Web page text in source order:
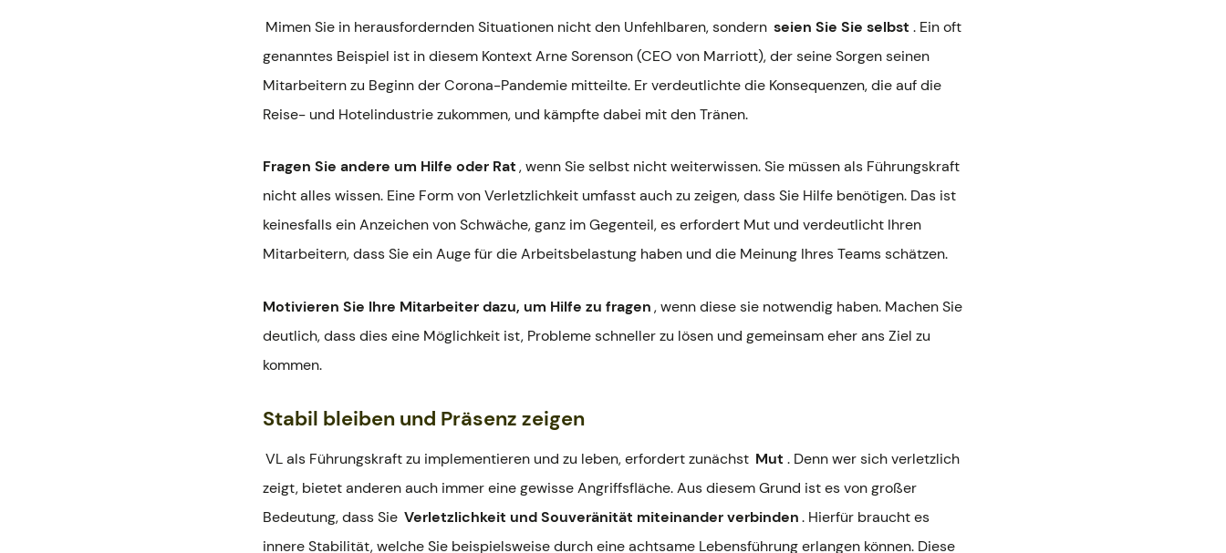
Mimen Sie in herausfordernden Situationen nicht den Unfehlbaren, sondern seien Sie Sie selbst . Ein oft
genanntes Beispiel ist in diesem Kontext Arne Sorenson (CEO von Marriott), der seine Sorgen seinen
Mitarbeitern zu Beginn der Corona-Pandemie mitteilte. Er verdeutlichte die Konsequenzen, die auf die
Reise- und Hotelindustrie zukommen, und kämpfte dabei mit den Tränen.
Fragen Sie andere um Hilfe oder Rat, wenn Sie selbst nicht weiterwissen. Sie müssen als Führungskraft
nicht alles wissen. Eine Form von Verletzlichkeit umfasst auch zu zeigen, dass Sie Hilfe benötigen. Das ist
keinesfalls ein Anzeichen von Schwäche, ganz im Gegenteil, es erfordert Mut und verdeutlicht Ihren
Mitarbeitern, dass Sie ein Auge für die Arbeitsbelastung haben und die Meinung Ihres Teams schätzen.
Motivieren Sie Ihre Mitarbeiter dazu, um Hilfe zu fragen, wenn diese sie notwendig haben. Machen Sie
deutlich, dass dies eine Möglichkeit ist, Probleme schneller zu lösen und gemeinsam eher ans Ziel zu
kommen.
Stabil bleiben und Präsenz zeigen
VL als Führungskraft zu implementieren und zu leben, erfordert zunächst Mut . Denn wer sich verletzlich
zeigt, bietet anderen auch immer eine gewisse Angriffsfläche. Aus diesem Grund ist es von großer
Bedeutung, dass Sie Verletzlichkeit und Souveränität miteinander verbinden . Hierfür braucht es
innere Stabilität, welche Sie beispielsweise durch eine achtsame Lebensführung erlangen können. Diese